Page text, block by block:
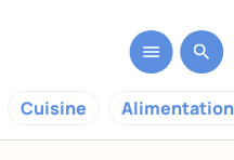
Cuisine